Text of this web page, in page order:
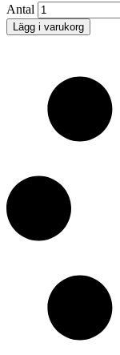
Gridelli
Aceto
Balsamico
Antal
Lägg i varukorg